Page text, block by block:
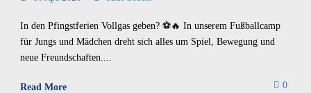
In den Pfingstferien Vollgas geben? ⚽🔥 In unserem Fußballcamp
für Jungs und Mädchen dreht sich alles um Spiel, Bewegung und
neue Freundschaften....
Read More 0